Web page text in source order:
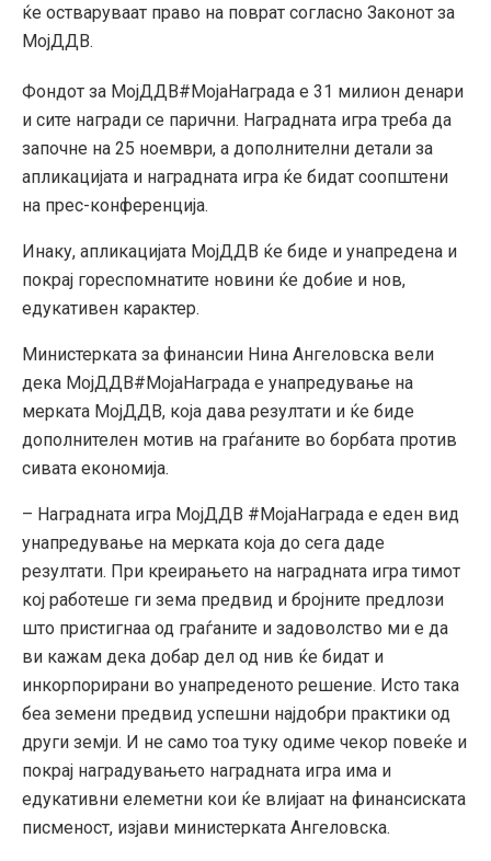
ќе остваруваат право на поврат согласно Законот за
МојДДВ.
Фондот за МојДДВ#МојаНаграда е 31 милион денари
и сите награди се парични. Наградната игра треба да
започне на 25 ноември, а дополнителни детали за
апликацијата и наградната игра ќе бидат соопштени
на прес-конференција.
Инаку, апликацијата МојДДВ ќе биде и унапредена и
покрај гореспомнатите новини ќе добие и нов,
едукативен карактер.
Министерката за финансии Нина Ангеловска вели
дека МојДДВ#МојаНаграда е унапредување на
мерката МојДДВ, која дава резултати и ќе биде
дополнителен мотив на граѓаните во борбата против
сивата економија.
– Наградната игра МојДДВ #МојаНаграда е еден вид
унапредување на мерката која до сега даде
резултати. При креирањето на наградната игра тимот
кој работеше ги зема предвид и бројните предлози
што пристигнаа од граѓаните и задоволство ми е да
ви кажам дека добар дел од нив ќе бидат и
инкорпорирани во унапреденото решение. Исто така
беа земени предвид успешни најдобри практики од
други земји. И не само тоа туку одиме чекор повеќе и
покрај наградувањето наградната игра има и
едукативни елеметни кои ќе влијаат на финансиската
писменост, изјави министерката Ангеловска.